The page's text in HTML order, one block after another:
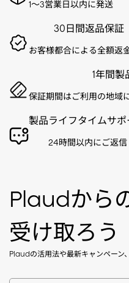
1～3営業日以内に発送
30日間返品保証
お客様都合による全額返
1年間製
保証期間はご利用の地域
製品ライフタイムサポ
24時間以内にご返信
Plaudから
受け取ろう
Plaudの活用法や最新キャンペーン